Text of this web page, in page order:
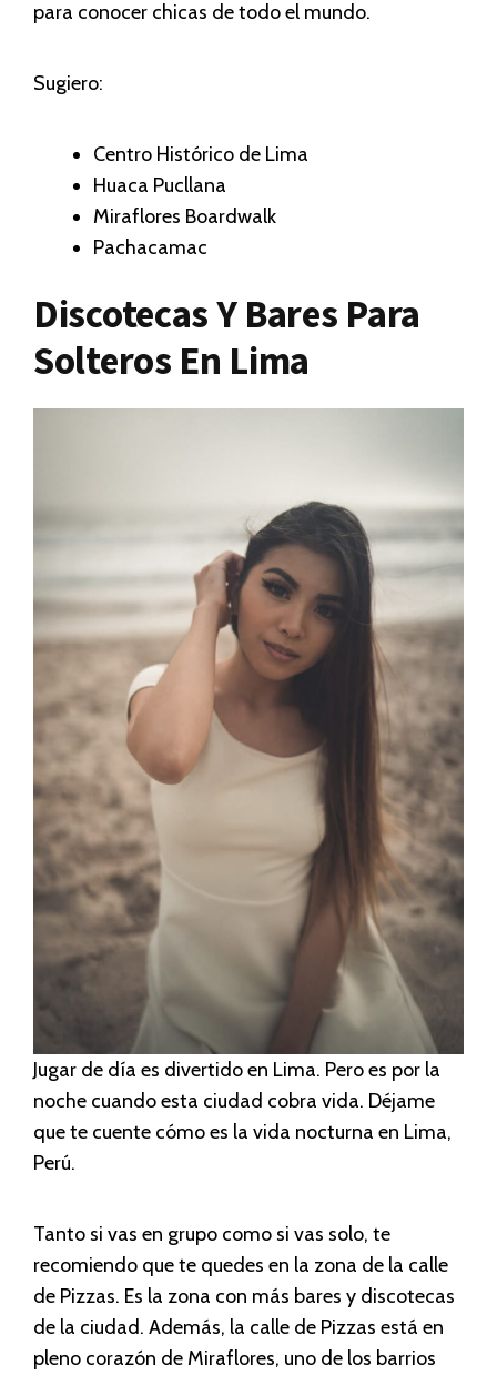
para conocer chicas de todo el mundo.
Sugiero:
Centro Histórico de Lima
Huaca Pucllana
Miraflores Boardwalk
Pachacamac
Discotecas Y Bares Para
Solteros En Lima
Jugar de día es divertido en Lima. Pero es por la
noche cuando esta ciudad cobra vida. Déjame
que te cuente cómo es la vida nocturna en Lima,
Perú.
Tanto si vas en grupo como si vas solo, te
recomiendo que te quedes en la zona de la calle
de Pizzas. Es la zona con más bares y discotecas
de la ciudad. Además, la calle de Pizzas está en
pleno corazón de Miraflores, uno de los barrios